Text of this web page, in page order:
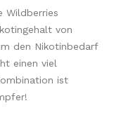
Wildberries
von
den Nikotinbedarf
einen viel
ist